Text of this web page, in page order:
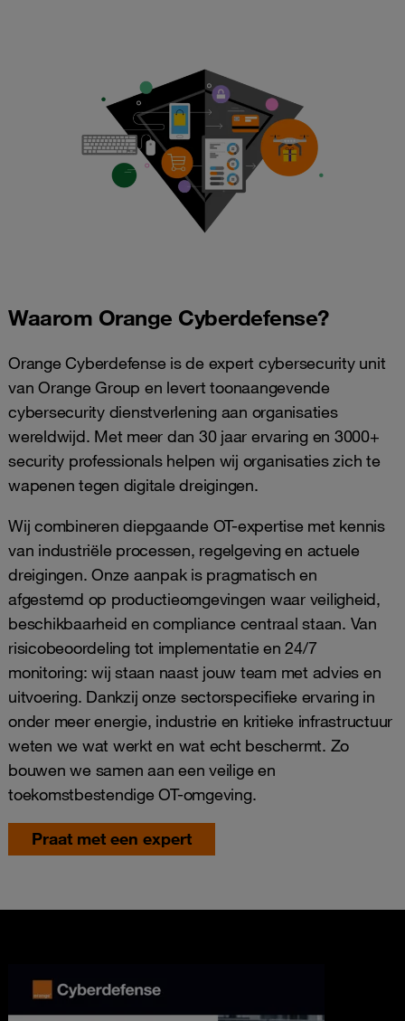
Waarom Orange Cyberdefense?
Orange Cyberdefense is de expert cybersecurity unit
van Orange Group en levert toonaangevende
cybersecurity dienstverlening aan organisaties
wereldwijd. Met meer dan 30 jaar ervaring en 3000+
security professionals helpen wij organisaties zich te
wapenen tegen digitale dreigingen.
Wij combineren diepgaande OT-expertise met kennis
van industriële processen, regelgeving en actuele
dreigingen. Onze aanpak is pragmatisch en
afgestemd op productieomgevingen waar veiligheid,
beschikbaarheid en compliance centraal staan. Van
risicobeoordeling tot implementatie en 24/7
monitoring: wij staan naast jouw team met advies en
uitvoering. Dankzij onze sectorspecifieke ervaring in
onder meer energie, industrie en kritieke infrastructuur
weten we wat werkt en wat echt beschermt. Zo
bouwen we samen aan een veilige en
toekomstbestendige OT-omgeving.
Praat met een expert